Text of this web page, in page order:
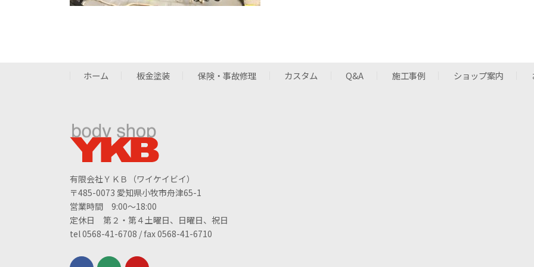
ホーム 板金塗装 保険・事故修理 カスタム Q&A 施工事例 ショップ案内
有限会社ＹＫＢ（ワイケイビイ）
〒485-0073 愛知県小牧市舟津65-1
営業時間 9:00～18:00
定休日 第２・第４土曜日、日曜日、祝日
tel 0568-41-6708 / fax 0568-41-6710